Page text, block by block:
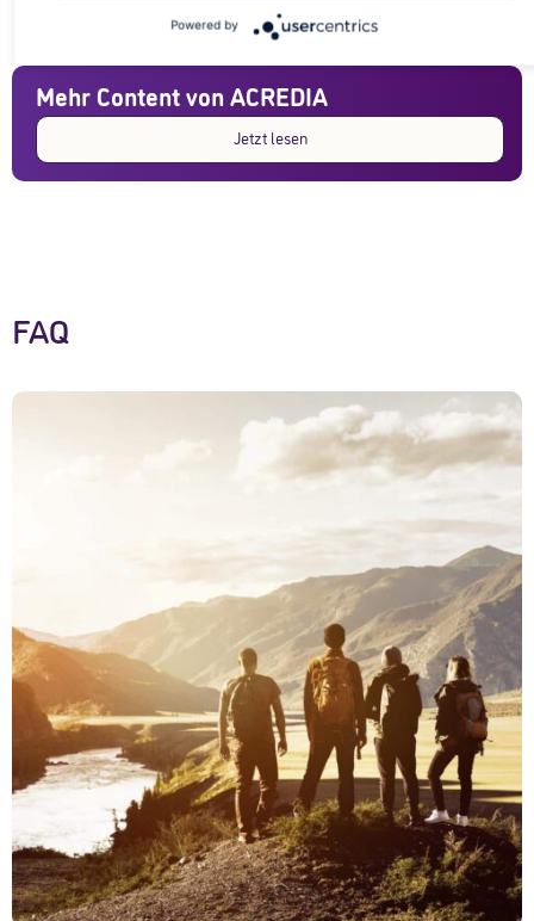
Mehr Content von ACREDIA
Jetzt lesen
FAQ
Powered by